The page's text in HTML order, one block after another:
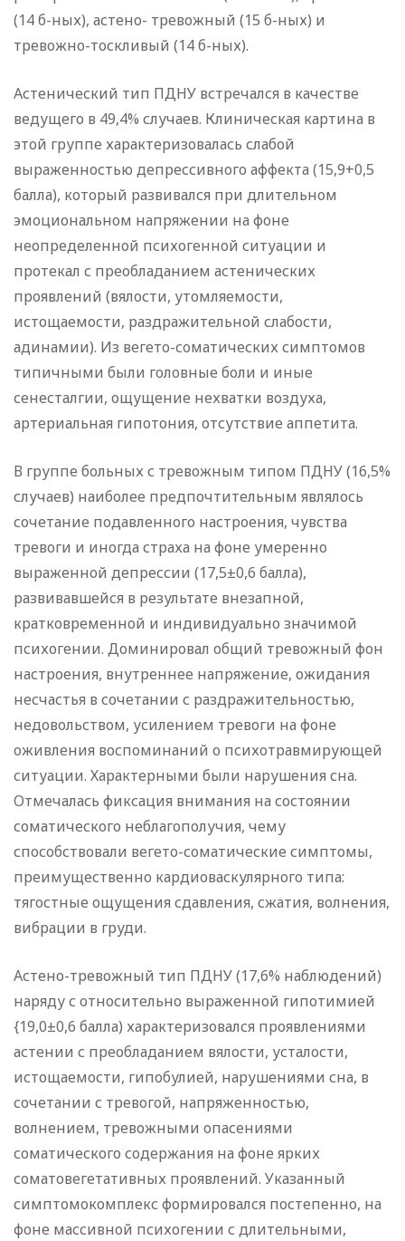
(14 б-ных), астено- тревожный (15 б-ных) и
тревожно-тоскливый (14 б-ных).
Астенический тип ПДНУ встречался в качестве
ведущего в 49,4% случаев. Клиническая картина в
этой группе характеризовалась слабой
выраженностью депрессивного аффекта (15,9+0,5
балла), который развивался при длительном
эмоциональном напряжении на фоне
неопределенной психогенной ситуации и
протекал с преобладанием астенических
проявлений (вялости, утомляемости,
истощаемости, раздражительной слабости,
адинамии). Из вегето-соматических симптомов
типичными были головные боли и иные
сенесталгии, ощущение нехватки воздуха,
артериальная гипотония, отсутствие аппетита.
В группе больных с тревожным типом ПДНУ (16,5%
случаев) наиболее предпочтительным являлось
сочетание подавленного настроения, чувства
тревоги и иногда страха на фоне умеренно
выраженной депрессии (17,5±0,6 балла),
развивавшейся в результате внезапной,
кратковременной и индивидуально значимой
психогении. Доминировал общий тревожный фон
настроения, внутреннее напряжение, ожидания
несчастья в сочетании с раздражительностью,
недовольством, усилением тревоги на фоне
оживления воспоминаний о психотравмирующей
ситуации. Характерными были нарушения сна.
Отмечалась фиксация внимания на состоянии
соматического неблагополучия, чему
способствовали вегето-соматические симптомы,
преимущественно кардиоваскулярного типа:
тягостные ощущения сдавления, сжатия, волнения,
вибрации в груди.
Астено-тревожный тип ПДНУ (17,6% наблюдений)
наряду с относительно выраженной гипотимией
{19,0±0,6 балла) характеризовался проявлениями
астении с преобладанием вялости, усталости,
истощаемости, гипобулией, нарушениями сна, в
сочетании с тревогой, напряженностью,
волнением, тревожными опасениями
соматического содержания на фоне ярких
соматовегетативных проявлений. Указанный
симптомокомплекс формировался постепенно, на
фоне массивной психогении с длительными,